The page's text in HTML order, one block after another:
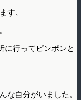
す。
に行ってピンポンと
な自分がいました。